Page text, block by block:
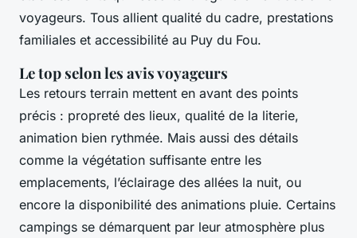
voyageurs. Tous allient qualité du cadre, prestations
familiales et accessibilité au Puy du Fou.
Le top selon les avis voyageurs
Les retours terrain mettent en avant des points
précis : propreté des lieux, qualité de la literie,
animation bien rythmée. Mais aussi des détails
comme la végétation suffisante entre les
emplacements, l’éclairage des allées la nuit, ou
encore la disponibilité des animations pluie. Certains
campings se démarquent par leur atmosphère plus